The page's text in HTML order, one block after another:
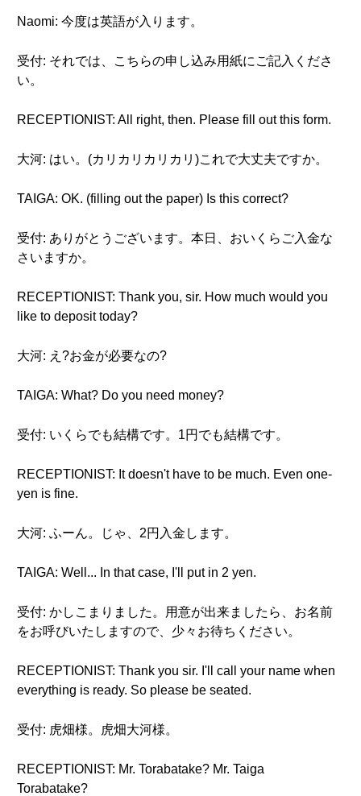
Naomi: 今度は英語が入ります。
受付: それでは、こちらの申し込み用紙にご記入くださ
い。
RECEPTIONIST: All right, then. Please fill out this form.
大河: はい。(カリカリカリカリ)これで大丈夫ですか。
TAIGA: OK. (filling out the paper) Is this correct?
受付: ありがとうございます。本日、おいくらご入金な
さいますか。
RECEPTIONIST: Thank you, sir. How much would you
like to deposit today?
大河: え?お金が必要なの?
TAIGA: What? Do you need money?
受付: いくらでも結構です。1円でも結構です。
RECEPTIONIST: It doesn't have to be much. Even one-
yen is fine.
大河: ふーん。じゃ、2円入金します。
TAIGA: Well... In that case, I'll put in 2 yen.
受付: かしこまりました。用意が出来ましたら、お名前
をお呼びいたしますので、少々お待ちください。
RECEPTIONIST: Thank you sir. I'll call your name when
everything is ready. So please be seated.
受付: 虎畑様。虎畑大河様。
RECEPTIONIST: Mr. Torabatake? Mr. Taiga
Torabatake?